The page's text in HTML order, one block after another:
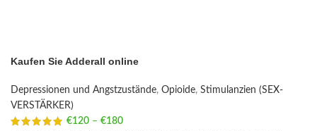
Kaufen Sie Adderall online
Depressionen und Angstzustände, Opioide, Stimulanzien (SEX-
VERSTÄRKER)
€120 – €180